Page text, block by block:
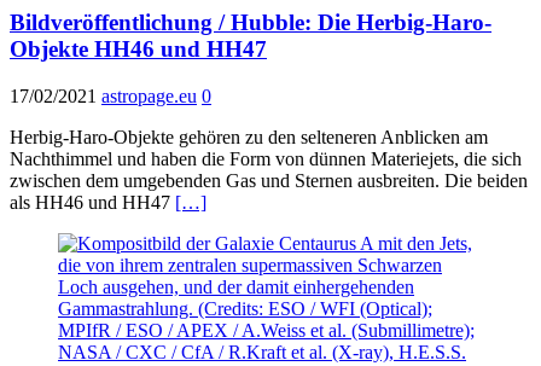
Bildveröffentlichung / Hubble: Die Herbig-Haro-
Objekte HH46 und HH47
17/02/2021 astropage.eu 0
Herbig-Haro-Objekte gehören zu den selteneren Anblicken am
Nachthimmel und haben die Form von dünnen Materiejets, die sich
zwischen dem umgebenden Gas und Sternen ausbreiten. Die beiden
als HH46 und HH47 […]